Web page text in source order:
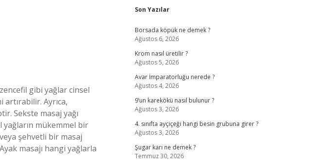
gibi yağlar cinsel
Ayrıca,
Sekste masaj yağı
yağların mükemmel bir
şehvetli bir masaj
masajı hangi yağlarla
Sidebar
Son Yazılar
Borsada köpük ne demek ?
Ağustos 6, 2026
Krom nasıl üretilir ?
Ağustos 5, 2026
Avar İmparatorluğu nerede ?
Ağustos 4, 2026
9’un karekökü nasıl bulunur ?
Ağustos 3, 2026
4. sınıfta ayçiçeği hangi besin grubuna girer ?
Ağustos 3, 2026
Şugar karı ne demek ?
Temmuz 30, 2026
hiltonbet giriş